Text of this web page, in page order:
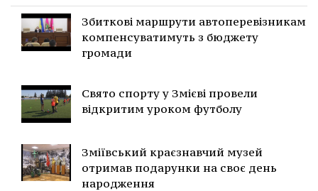
Збиткові маршрути автоперевізникам
компенсуватимуть з бюджету
громади
Свято спорту у Змієві провели
відкритим уроком футболу
Зміївський краєзнавчий музей
отримав подарунки на своє день
народження